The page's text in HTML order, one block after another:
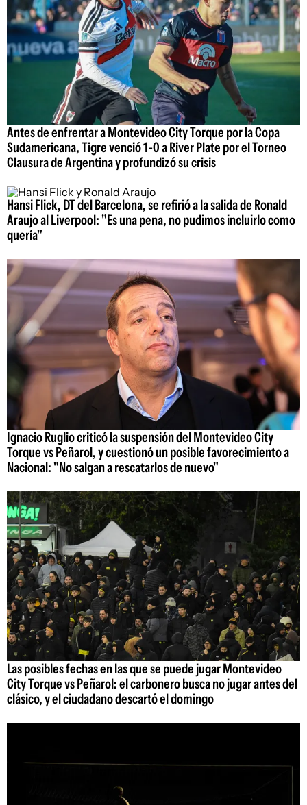
Antes de enfrentar a Montevideo City Torque por la Copa
Sudamericana, Tigre venció 1-0 a River Plate por el Torneo
Clausura de Argentina y profundizó su crisis
Hansi Flick, DT del Barcelona, se refirió a la salida de Ronald
Araujo al Liverpool: "Es una pena, no pudimos incluirlo como
quería"
Ignacio Ruglio criticó la suspensión del Montevideo City
Torque vs Peñarol, y cuestionó un posible favorecimiento a
Nacional: "No salgan a rescatarlos de nuevo"
Las posibles fechas en las que se puede jugar Montevideo
City Torque vs Peñarol: el carbonero busca no jugar antes del
clásico, y el ciudadano descartó el domingo